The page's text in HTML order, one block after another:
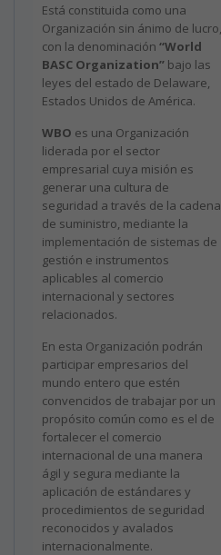
Está constituida como una
Organización sin ánimo de lucro,
con la denominación “World
BASC Organization” bajo las
leyes del estado de Delaware,
Estados Unidos de América.
WBO es una Organización
liderada por el sector
empresarial cuya misión es
generar una cultura de
seguridad a través de la cadena
de suministro, mediante la
implementación de sistemas de
gestión e instrumentos
aplicables al comercio
internacional y sectores
relacionados.
En esta Organización podrán
participar empresarios del
mundo entero que estén
convencidos de trabajar por un
propósito común como es el de
fortalecer el comercio
internacional de una manera
ágil y segura mediante la
aplicación de estándares y
procedimientos de seguridad
reconocidos y avalados
internacionalmente.